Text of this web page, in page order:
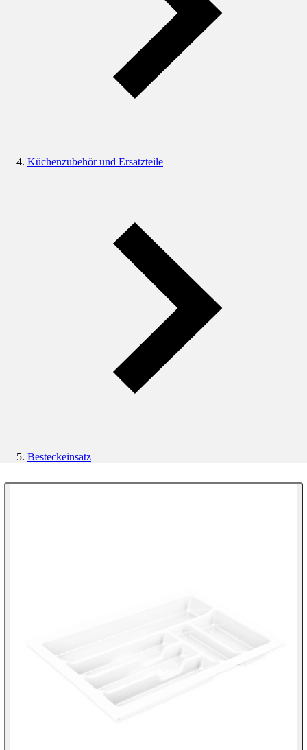
Küchenzubehör und Ersatzteile
Besteckeinsatz